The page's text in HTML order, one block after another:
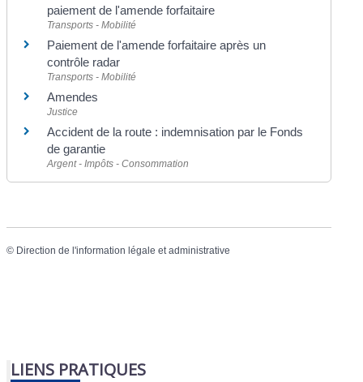
paiement de l'amende forfaitaire
Transports - Mobilité
Paiement de l'amende forfaitaire après un
contrôle radar
Transports - Mobilité
Amendes
Justice
Accident de la route : indemnisation par le Fonds
de garantie
Argent - Impôts - Consommation
© Direction de l'information légale et administrative
LIENS PRATIQUES